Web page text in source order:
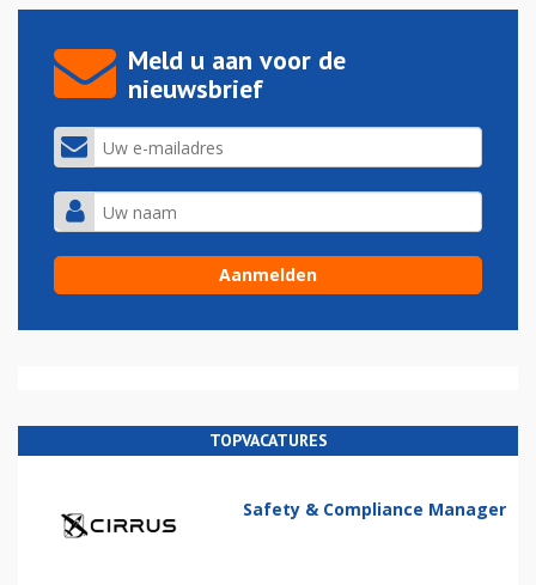
Meld u aan voor de
nieuwsbrief
TOPVACATURES
Safety & Compliance Manager